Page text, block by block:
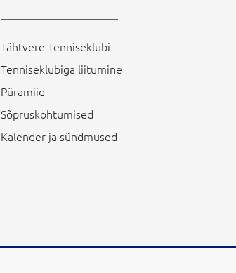
Tähtvere Tenniseklubi
Tenniseklubiga liitumine
Püramiid
Sõpruskohtumised
Kalender ja sündmused